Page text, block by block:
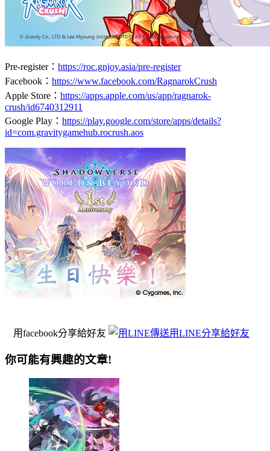
Pre-register： https://roc.gnjoy.asia/pre-register
Facebook： https://www.facebook.com/RagnarokCrush
Apple Store： https://apps.apple.com/us/app/ragnarok-
crush/id6740312911
Google Play： https://play.google.com/store/apps/details?
id=com.gravitygamehub.rocrush.aos
用facebook分享給好友 用LINE分享給好友
你可能有興趣的文章!